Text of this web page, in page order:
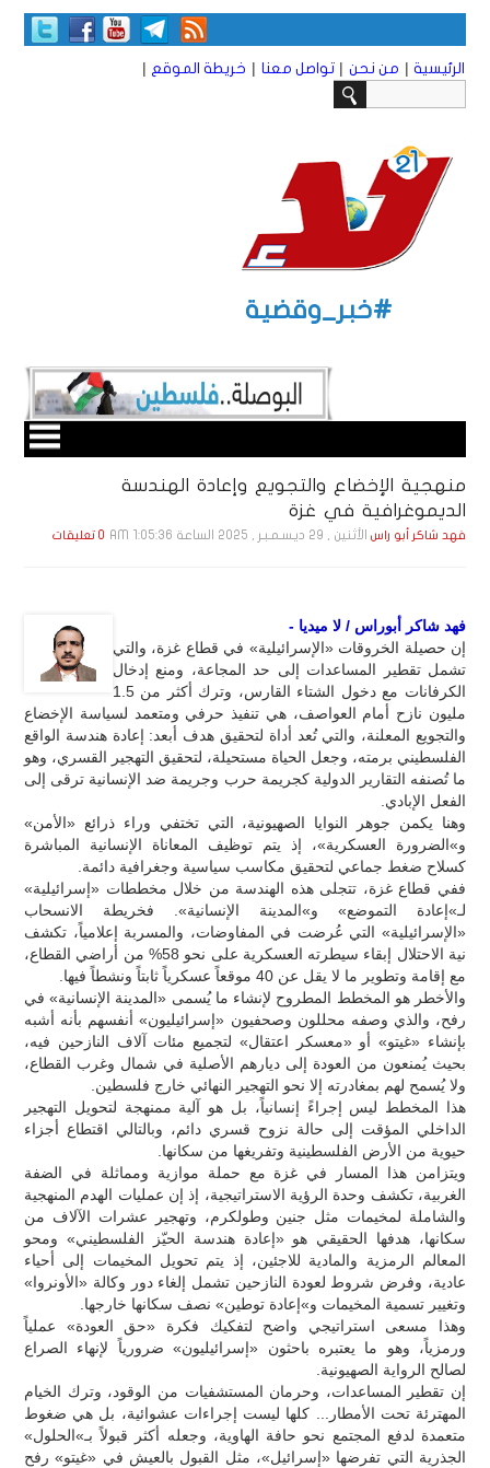
الرئيسية | من نحن | تواصل معنا | خريطة الموقع |
#خبر_وقضية
منهجية الإخضاع والتجويع وإعادة الهندسة
الديموغرافية في غزة
فهد شاكر أبو راس الأثنين , 29 ديـسـمـبـر , 2025 الساعة 1:05:36 AM 0 تعليقات
فهد شاكر أبوراس / لا ميديا -
إن حصيلة الخروقات «الإسرائيلية» في قطاع غزة، والتي
تشمل تقطير المساعدات إلى حد المجاعة، ومنع إدخال
الكرفانات مع دخول الشتاء القارس، وترك أكثر من 1.5
مليون نازح أمام العواصف، هي تنفيذ حرفي ومتعمد لسياسة الإخضاع
والتجويع المعلنة، والتي تُعد أداة لتحقيق هدف أبعد: إعادة هندسة الواقع
الفلسطيني برمته، وجعل الحياة مستحيلة، لتحقيق التهجير القسري، وهو
ما تُصنفه التقارير الدولية كجريمة حرب وجريمة ضد الإنسانية ترقى إلى
الفعل الإبادي.
وهنا يكمن جوهر النوايا الصهيونية، التي تختفي وراء ذرائع «الأمن»
و»الضرورة العسكرية»، إذ يتم توظيف المعاناة الإنسانية المباشرة
كسلاح ضغط جماعي لتحقيق مكاسب سياسية وجغرافية دائمة.
ففي قطاع غزة، تتجلى هذه الهندسة من خلال مخططات «إسرائيلية»
لـ»إعادة التموضع» و»المدينة الإنسانية». فخريطة الانسحاب
«الإسرائيلية» التي عُرضت في المفاوضات، والمسربة إعلامياً، تكشف
نية الاحتلال إبقاء سيطرته العسكرية على نحو 58% من أراضي القطاع،
مع إقامة وتطوير ما لا يقل عن 40 موقعاً عسكرياً ثابتاً ونشطاً فيها.
والأخطر هو المخطط المطروح لإنشاء ما يُسمى «المدينة الإنسانية» في
رفح، والذي وصفه محللون وصحفيون «إسرائيليون» أنفسهم بأنه أشبه
بإنشاء «غيتو» أو «معسكر اعتقال» لتجميع مئات آلاف النازحين فيه،
بحيث يُمنعون من العودة إلى ديارهم الأصلية في شمال وغرب القطاع،
ولا يُسمح لهم بمغادرته إلا نحو التهجير النهائي خارج فلسطين.
هذا المخطط ليس إجراءً إنسانياً، بل هو آلية ممنهجة لتحويل التهجير
الداخلي المؤقت إلى حالة نزوح قسري دائم، وبالتالي اقتطاع أجزاء
حيوية من الأرض الفلسطينية وتفريغها من سكانها.
ويتزامن هذا المسار في غزة مع حملة موازية ومماثلة في الضفة
الغربية، تكشف وحدة الرؤية الاستراتيجية، إذ إن عمليات الهدم المنهجية
والشاملة لمخيمات مثل جنين وطولكرم، وتهجير عشرات الآلاف من
سكانها، هدفها الحقيقي هو «إعادة هندسة الحيّز الفلسطيني» ومحو
المعالم الرمزية والمادية للاجئين، إذ يتم تحويل المخيمات إلى أحياء
عادية، وفرض شروط لعودة النازحين تشمل إلغاء دور وكالة «الأونروا»
وتغيير تسمية المخيمات و»إعادة توطين» نصف سكانها خارجها.
وهذا مسعى استراتيجي واضح لتفكيك فكرة «حق العودة» عملياً
ورمزياً، وهو ما يعتبره باحثون «إسرائيليون» ضرورياً لإنهاء الصراع
لصالح الرواية الصهيونية.
إن تقطير المساعدات، وحرمان المستشفيات من الوقود، وترك الخيام
المهترئة تحت الأمطار... كلها ليست إجراءات عشوائية، بل هي ضغوط
متعمدة لدفع المجتمع نحو حافة الهاوية، وجعله أكثر قبولاً بـ»الحلول»
الجذرية التي تفرضها «إسرائيل»، مثل القبول بالعيش في «غيتو» رفح